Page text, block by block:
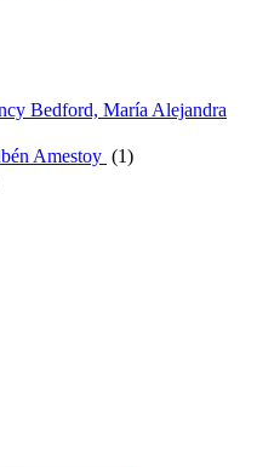
Bedford, María Alejandra
Amestoy (1)